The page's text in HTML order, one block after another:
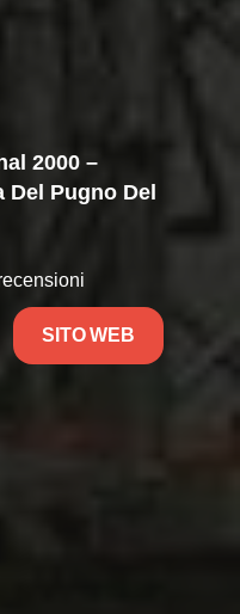
2000 –
Del Pugno Del
SITO WEB